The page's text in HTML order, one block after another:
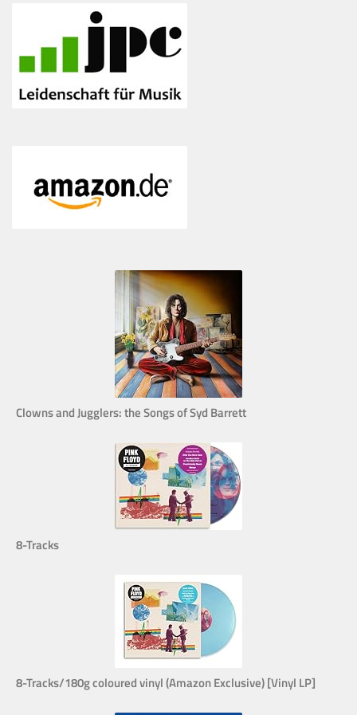
Clowns and Jugglers: the Songs of Syd Barrett
8-Tracks
8-Tracks/180g coloured vinyl (Amazon Exclusive) [Vinyl LP]